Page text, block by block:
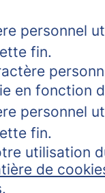
personnel
fin.
en
personnel
fin.
utilisation
de